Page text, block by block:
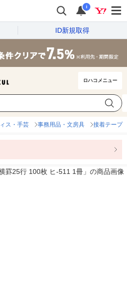
i
ID新規取得
ロハコメニュー
ス・手芸 事務用品・文房具 接着テープ